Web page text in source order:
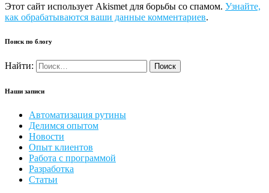
Этот сайт использует Akismet для борьбы со спамом. Узнайте,
как обрабатываются ваши данные комментариев.
Поиск по блогу
Найти:
Наши записи
Автоматизация рутины
Делимся опытом
Новости
Опыт клиентов
Работа с программой
Разработка
Статьи